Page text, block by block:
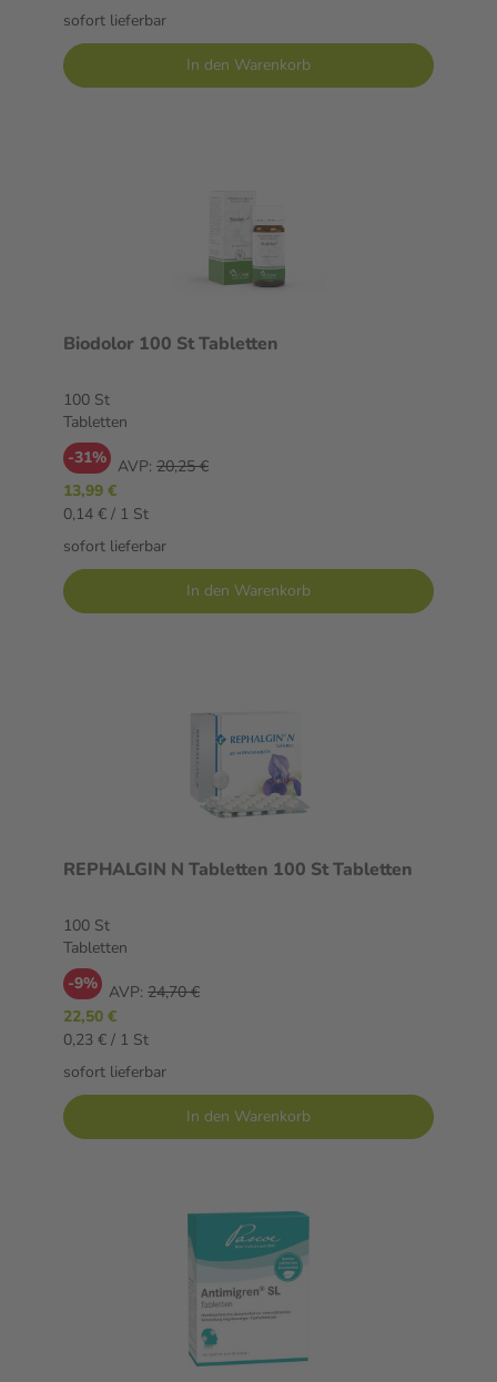
sofort lieferbar
In den Warenkorb
Biodolor 100 St Tabletten
100 St
Tabletten
-31% AVP: 20,25 €
13,99 €
0,14 € / 1 St
sofort lieferbar
In den Warenkorb
REPHALGIN N Tabletten 100 St Tabletten
100 St
Tabletten
-9% AVP: 24,70 €
22,50 €
0,23 € / 1 St
sofort lieferbar
In den Warenkorb